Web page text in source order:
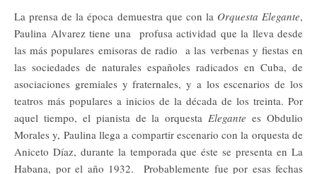
La prensa de la época demuestra que con la Orquesta Elegante,
Paulina Alvarez tiene una profusa actividad que la lleva desde
las más populares emisoras de radio a las verbenas y fiestas en
las sociedades de naturales españoles radicados en Cuba, de
asociaciones gremiales y fraternales, y a los escenarios de los
teatros más populares a inicios de la década de los treinta. Por
aquel tiempo, el pianista de la orquestaElegante es Obdulio
Morales y, Paulina llega a compartir escenario con la orquesta de
Aniceto Díaz, durante la temporada que éste se presenta en La
Habana, por el año 1932. Probablemente fue por esas fechas